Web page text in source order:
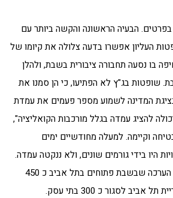
הבעיה הראשונה והקשה ביותר עם
העליון אפשרו בדעה צלולה את קיומו של
בו נסעה תחבורה ציבורית בשבת, ולהלן
שופטות בג"ץ לא הפתיעו, כי הן סמנו את
המדינה לשמוע מספר פעמים את עמדת
להציג עמדה בגלל מורכבות הקואליציה",
וקיימה. למעלה מחודשיים ימים
היו בידי גורמים שונים, ולא ננקטה עמדה.
יש מי המבקשים לראות בהחלטה נקודת אור. שכן, עד לפסיקת בג"ץ קיימת הערכה שבשבת פתוחים בתל אביב כ 450